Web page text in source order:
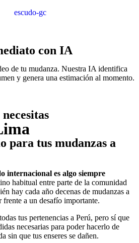
con IA
de tu mudanza. Nuestra IA identifica
y genera una estimación al momento.
para tus mudanzas a
internacional es algo siempre
habitual entre parte de la comunidad
hay cada año decenas de mudanzas a
a un desafío importante.
tus pertenencias a Perú, pero sí que
necesarias para poder hacerlo de
sin que tus enseres se dañen.